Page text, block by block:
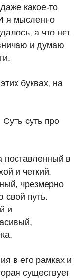
какое-то
я мысленно
а что нет.
и думаю
буквах, на
суть про
поставленный в
и четкий.
чрезмерно
путь.
и
в его рамках и
существует